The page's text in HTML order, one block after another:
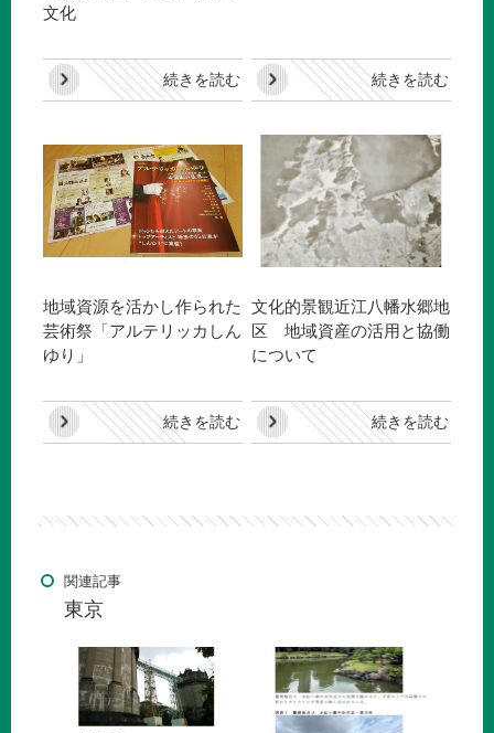
文化
続きを読む 続きを読む
地域資源を活かし作られた
芸術祭「アルテリッカしん
ゆり」
続きを読む
文化的景観近江八幡水郷地
区 地域資産の活用と協働
について
続きを読む
関連記事
東京